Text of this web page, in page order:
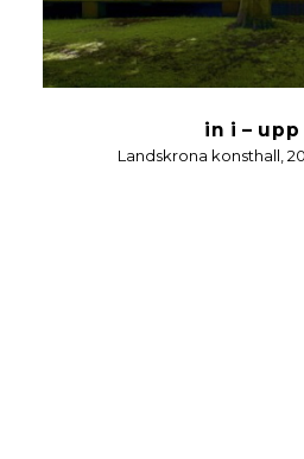
in i – upp
Landskrona konsthall,